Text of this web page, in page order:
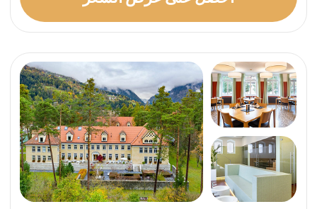
برنامج علاج مصمم خصيصًا لك.
أو اترك طلبًا: